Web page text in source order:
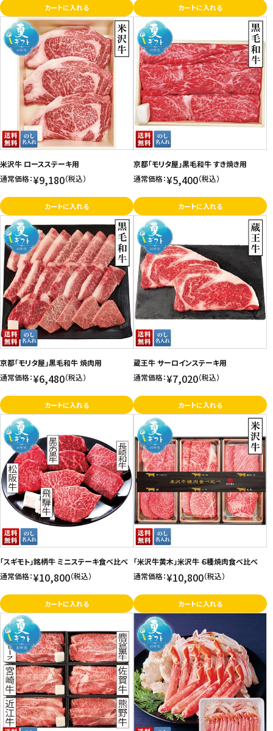
カートに入れる カートに入れる
米沢牛 ロースステーキ用
通常価格：¥9,180（税込）
カートに入れる
京都「モリタ屋」黒毛和牛 すき焼き用
通常価格：¥5,400（税込）
カートに入れる
京都「モリタ屋」黒毛和牛 焼肉用
通常価格：¥6,480（税込）
カートに入れる
蔵王牛 サーロインステーキ用
通常価格：¥7,020（税込）
カートに入れる
「スギモト」銘柄牛 ミニステーキ食べ比べ
通常価格：¥10,800（税込）
カートに入れる
「米沢牛黄木」米沢牛 ６種焼肉食べ比べ
通常価格：¥10,800（税込）
カートに入れる